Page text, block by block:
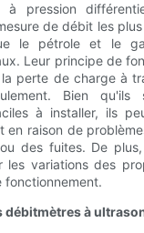
à pression
de débit les
le pétrole et le
Leur principe de
perte de charge à
Bien qu'ils
à installer, ils
en raison de
des fuites. De
les variations des
fonctionnement.
débitmètres à